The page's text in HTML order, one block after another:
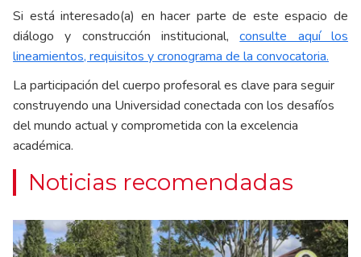
Si está interesado(a) en hacer parte de este espacio de
diálogo y construcción institucional,consulte aquí los
lineamientos, requisitos y cronograma de la convocatoria.
La participación del cuerpo profesoral es clave para seguir
construyendo una Universidad conectada con los desafíos
del mundo actual y comprometida con la excelencia
académica.
Noticias recomendadas